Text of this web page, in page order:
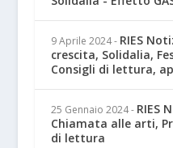
9 Aprile 2024 - RIES
crescita, Solidalia,
Consigli di lettura,
25 Gennaio 2024 - RIES
Chiamata alle arti,
di lettura